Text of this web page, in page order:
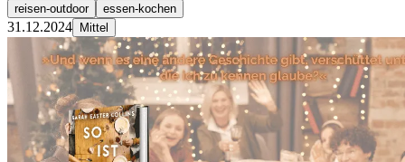
reisen-outdoor essen-kochen
31.12.2024 Mittel